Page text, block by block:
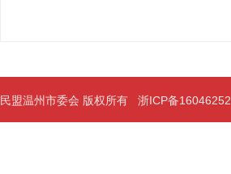
民盟温州市委会 版权所有 浙ICP备